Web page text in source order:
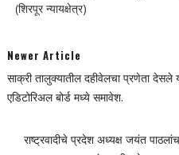
(शिरपूर न्यायक्षेत्र)
Newer Article
साक्री तालुक्यातील दहीवेलचा प्रणेता देसले
एडिटोरिअल बोर्ड मध्ये समावेश.
राष्ट्रवादीचे प्रदेश अध्यक्ष जयंत